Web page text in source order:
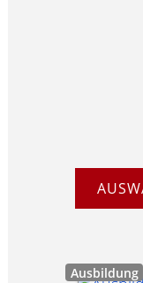
Ausbildung